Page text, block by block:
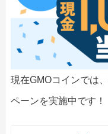
現在GMOコインでは
ペーンを実施中です！